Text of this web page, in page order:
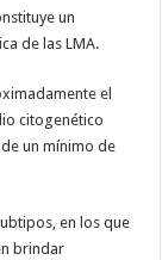
un
de las LMA.
el
citogenético
un mínimo de
en los que
brindar